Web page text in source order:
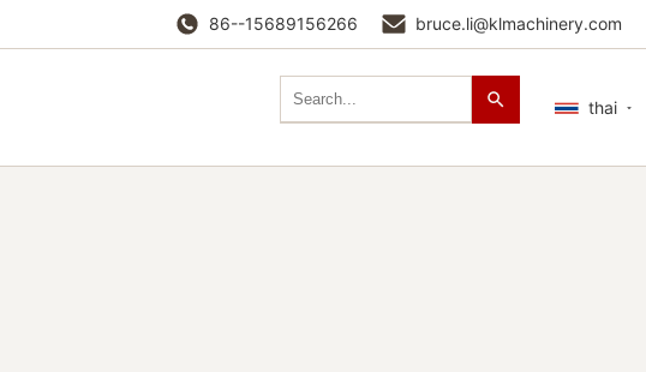
86--15689156266 bruce.li@klmachinery.com
thai